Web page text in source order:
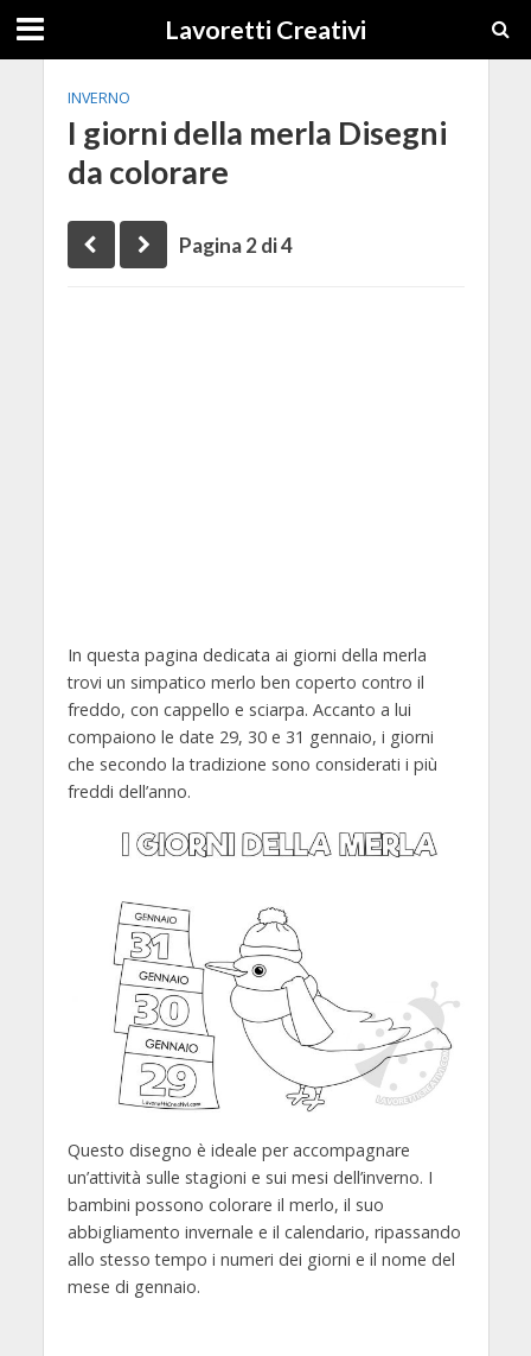
Lavoretti Creativi
INVERNO
I giorni della merla Disegni
da colorare
Pagina 2 di 4
In questa pagina dedicata ai giorni della merla
trovi un simpatico merlo ben coperto contro il
freddo, con cappello e sciarpa. Accanto a lui
compaiono le date 29, 30 e 31 gennaio, i giorni
che secondo la tradizione sono considerati i più
freddi dell’anno.
Questo disegno è ideale per accompagnare
un’attività sulle stagioni e sui mesi dell’inverno. I
bambini possono colorare il merlo, il suo
abbigliamento invernale e il calendario, ripassando
allo stesso tempo i numeri dei giorni e il nome del
mese di gennaio.